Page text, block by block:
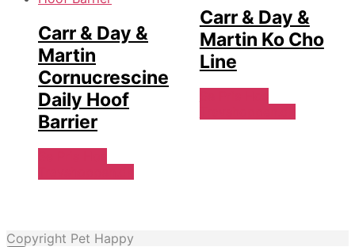
Carr & Day &
Martin
Cornucrescine
Daily Hoof
Barrier
Carr & Day &
Martin Ko Cho
Line
Copyright Pet Happy